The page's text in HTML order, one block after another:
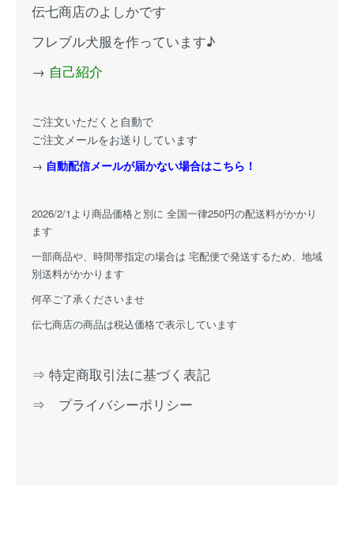
伝七商店のよしかです
フレブル犬服を作っています♪
→ 自己紹介
ご注文いただくと自動で
ご注文メールをお送りしています
→ 自動配信メールが届かない場合はこちら！
2026/2/1より商品価格と別に 全国一律250円の配送料がかかり
ます
一部商品や、時間帯指定の場合は 宅配便で発送するため、地域
別送料がかかります
何卒ご了承くださいませ
伝七商店の商品は税込価格で表示しています
⇒ 特定商取引法に基づく表記
⇒ プライバシーポリシー